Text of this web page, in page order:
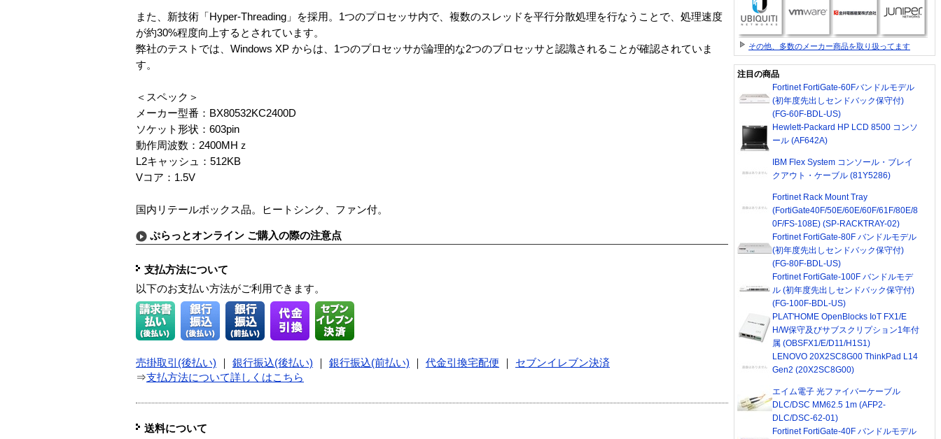
また、新技術「Hyper-Threading」を採用。1つのプロセッサ内で、複数のスレッドを平行分散処理を行なうことで、処理速度
が約30%程度向上するとされています。
弊社のテストでは、Windows XP からは、1つのプロセッサが論理的な2つのプロセッサと認識されることが確認されていま
す。
＜スペック＞
メーカー型番：BX80532KC2400D
ソケット形状：603pin
動作周波数：2400MHｚ
L2キャッシュ：512KB
Vコア：1.5V
国内リテールボックス品。ヒートシンク、ファン付。
ぷらっとオンライン ご購入の際の注意点
支払方法について
以下のお支払い方法がご利用できます。
売掛取引(後払い) 銀行振込(後払い) 銀行振込(前払い) 代金引換宅配便
セブンイレブン決済
⇒支払方法について詳しくはこちら
送料について
その他、多数のメーカー商品を取り扱ってます
注目の商品
Fortinet FortiGate-60Fバンドルモデル
(初年度先出しセンドバック保守付)
(FG-60F-BDL-US)
Hewlett-Packard HP LCD 8500 コンソ
ール (AF642A)
IBM Flex System コンソール・ブレイ
クアウト・ケーブル (81Y5286)
Fortinet Rack Mount Tray
(FortiGate40F/50E/60E/60F/61F/80E/8
0F/FS-108E) (SP-RACKTRAY-02)
Fortinet FortiGate-80F バンドルモデル
(初年度先出しセンドバック保守付)
(FG-80F-BDL-US)
Fortinet FortiGate-100F バンドルモデ
ル (初年度先出しセンドバック保守付)
(FG-100F-BDL-US)
PLAT'HOME OpenBlocks IoT FX1/E
H/W保守及びサブスクリプション1年付
属 (OBSFX1/E/D11/H1S1)
LENOVO 20X2SC8G00 ThinkPad L14
Gen2 (20X2SC8G00)
エイム電子 光ファイバーケーブル
DLC/DSC MM62.5 1m (AFP2-
DLC/DSC-62-01)
Fortinet FortiGate-40F バンドルモデル